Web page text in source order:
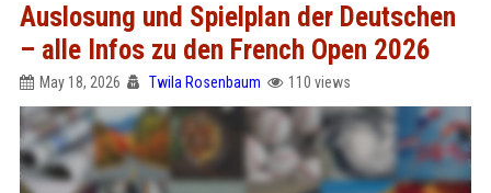
Auslosung und Spielplan der Deutschen
– alle Infos zu den French Open 2026
May 18, 2026 Twila Rosenbaum 110 views